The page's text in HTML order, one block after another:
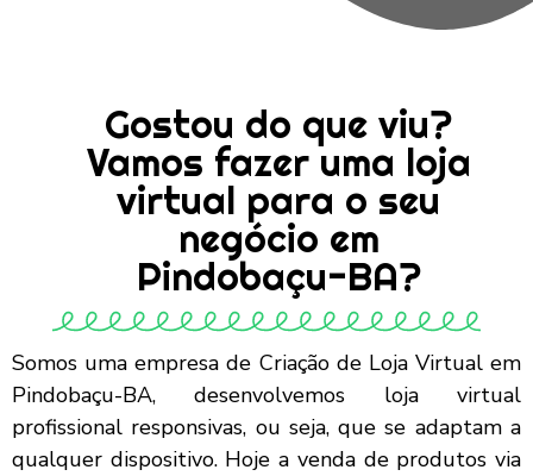
Gostou do que viu?
Vamos fazer uma loja
virtual para o seu
negócio em
Pindobaçu-BA?
Somos uma empresa de Criação de Loja Virtual em
Pindobaçu-BA, desenvolvemos loja virtual
profissional responsivas, ou seja, que se adaptam a
qualquer dispositivo. Hoje a venda de produtos via